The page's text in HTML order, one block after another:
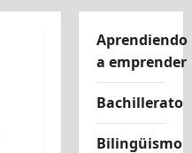
Aprendiendo
a emprender
Bachillerato
Bilingüismo